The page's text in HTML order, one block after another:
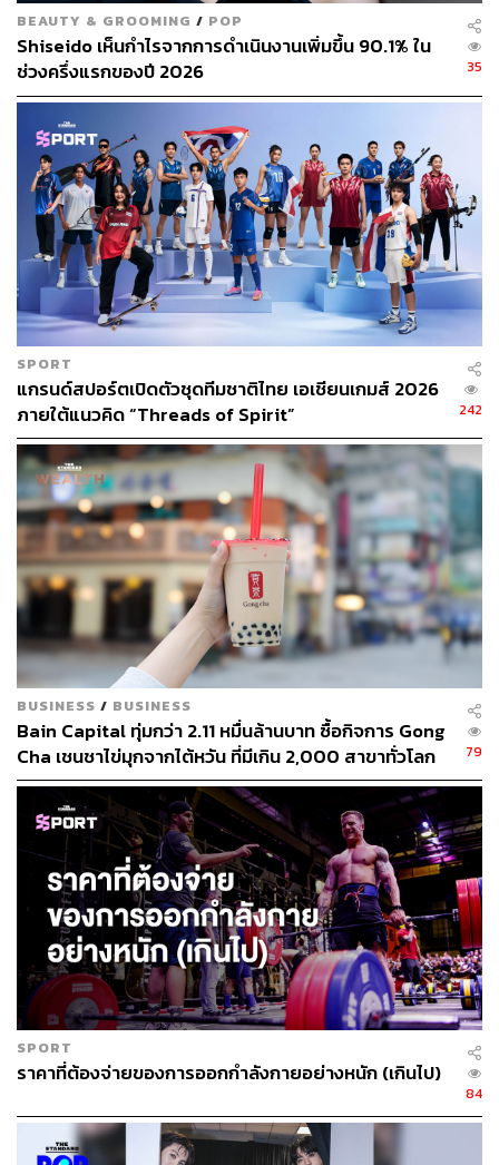
BEAUTY & GROOMING / POP
Shiseido เห็นกำไรจากการดำเนินงานเพิ่มขึ้น 90.1% ใน
ช่วงครึ่งแรกของปี 2026
35
SPORT
แกรนด์สปอร์ตเปิดตัวชุดทีมชาติไทย เอเชียนเกมส์ 2026
ภายใต้แนวคิด “Threads of Spirit”
242
BUSINESS / BUSINESS
Bain Capital ทุ่มกว่า 2.11 หมื่นล้านบาท ซื้อกิจการ Gong
Cha เชนชาไข่มุกจากไต้หวัน ที่มีเกิน 2,000 สาขาทั่วโลก
79
SPORT
ราคาที่ต้องจ่ายของการออกกำลังกายอย่างหนัก (เกินไป)
84